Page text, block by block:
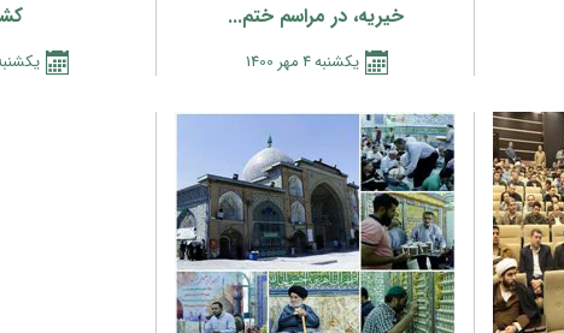
خیریه، در مراسم ختم...
يكشنبه4مهر 1400